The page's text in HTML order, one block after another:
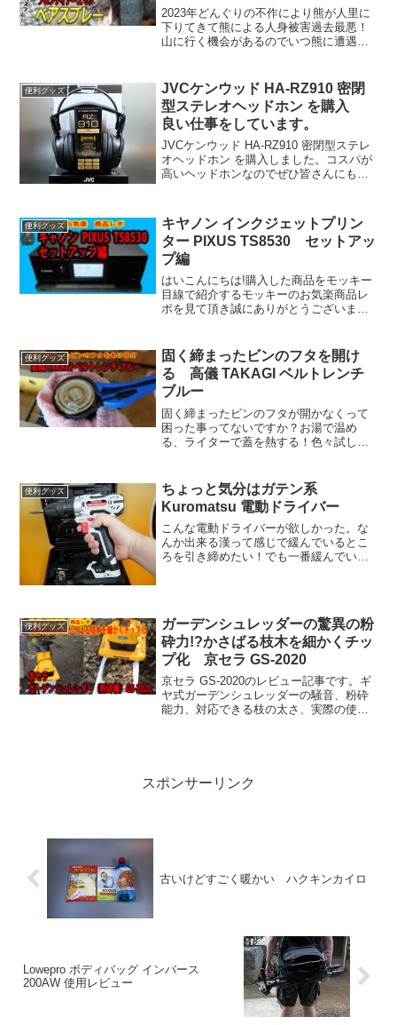
レーのご紹介
2023年どんぐりの不作により熊が人里に
下りてきて熊による人身被害過去最悪！
山に行く機会があるのでいつ熊に遭遇す
や環境省のホームページの資料の熊被害
に合わない為の資料も併せてご紹介しま
す
便利グッズ
JVCケンウッド HA-RZ910 密閉
型ステレオヘッドホン を購入
良い仕事をしています。
JVCケンウッド HA-RZ910 密閉型ステレ
オヘッドホン を購入しました。コスパが
高いヘッドホンなのでぜひ皆さんにもお
るかと思ったら、なんだかんだで今日...
便利グッズ
キヤノン インクジェットプリン
ター PIXUS TS8530 セットアッ
プ編
はいこんにちは!購入した商品をモッキー
目線で紹介するモッキーのお気楽商品レ
ポを見て頂き誠にありがとうございます
ップを中心にレポートをします。この商
品の特徴は★...
便利グッズ
固く締まったビンのフタを開け
る 高儀 TAKAGI ベルトレンチ
ブルー
固く締まったビンのフタが開かなくって
困った事ってないですか？お湯で温め
る、ライターで蓋を熱する！色々試した
た！固く締まったビンのフタを開ける
高儀 TAKAGI ベルトレンチ ブルーのご紹
介です。
便利グッズ
ちょっと気分はガテン系
Kuromatsu 電動ドライバー
こんな電動ドライバーが欲しかった。な
んか出来る漢って感じで緩んでいるとこ
ろを引き締めたい！でも一番緩んでいる
便利グッズ
ガーデンシュレッダーの驚異の粉
砕力!?かさばる枝木を細かくチッ
プ化 京セラ GS-2020
京セラ GS-2020のレビュー記事です。ギ
ヤ式ガーデンシュレッダーの騒音、粉砕
能力、対応できる枝の太さ、実際の使い
スポンサーリンク
古いけどすごく暖かい ハクキンカイロ
Lowepro ボディバッグ インバース
200AW 使用レビュー